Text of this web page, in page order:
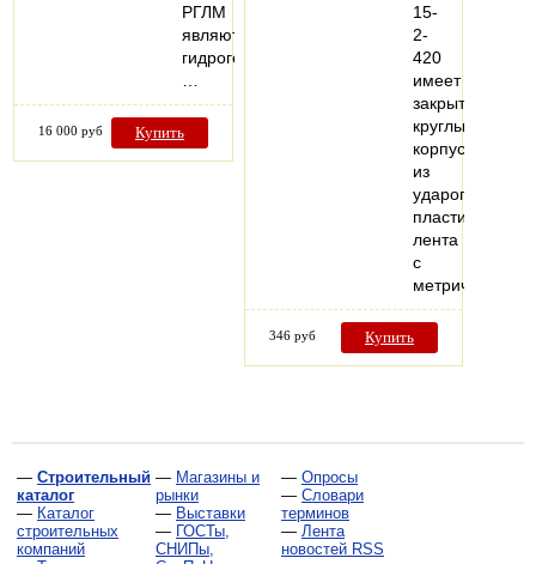
РГЛМ
являются
гидрогеологические,
16 000 руб Купить
15-
2-
420
имеет
закрытый
круглый
корпус
из
ударопрочного
пластика,
лента
с
метрической…
346 руб Купить
— Строительный
каталог
— Каталог
строительных
компаний
— Магазины и
рынки
— Выставки
— ГОСТы,
СНИПы,
— Опросы
— Словари
терминов
— Лента
новостей RSS